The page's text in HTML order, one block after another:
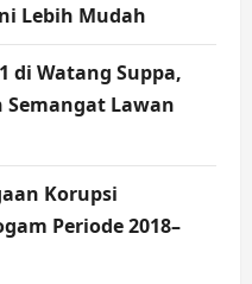
Lebih Mudah
di Watang Suppa,
Semangat Lawan
Korupsi
Periode 2018–